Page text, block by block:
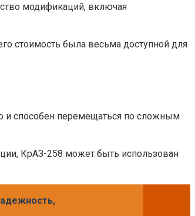
модификаций, включая
стоимость была весьма доступной для
и способен перемещаться по сложным
КрАЗ-258 может быть использован